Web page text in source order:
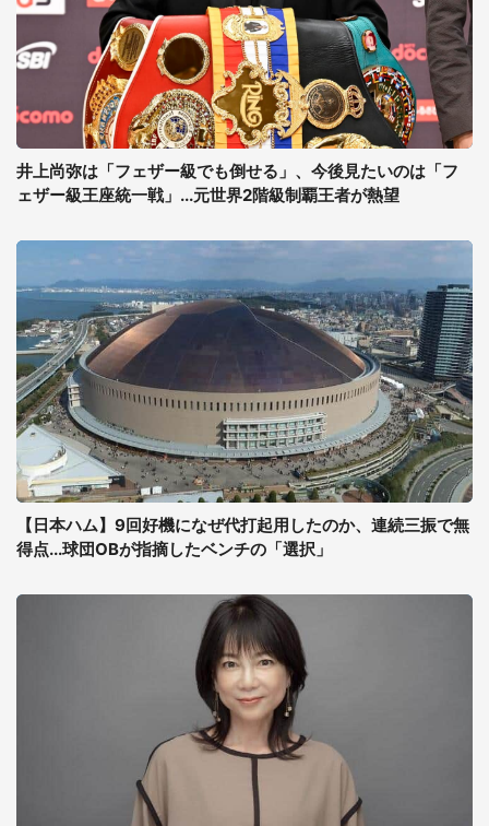
井上尚弥は「フェザー級でも倒せる」、今後見たいのは「フ
ェザー級王座統一戦」...元世界2階級制覇王者が熱望
【日本ハム】9回好機になぜ代打起用したのか、連続三振で無
得点...球団OBが指摘したベンチの「選択」